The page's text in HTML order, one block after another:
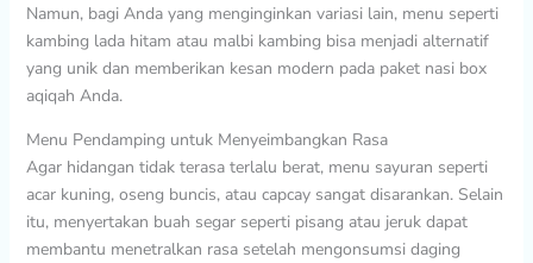
Namun, bagi Anda yang menginginkan variasi lain, menu seperti
kambing lada hitam atau malbi kambing bisa menjadi alternatif
yang unik dan memberikan kesan modern pada paket nasi box
aqiqah Anda.
Menu Pendamping untuk Menyeimbangkan Rasa
Agar hidangan tidak terasa terlalu berat, menu sayuran seperti
acar kuning, oseng buncis, atau capcay sangat disarankan. Selain
itu, menyertakan buah segar seperti pisang atau jeruk dapat
membantu menetralkan rasa setelah mengonsumsi daging